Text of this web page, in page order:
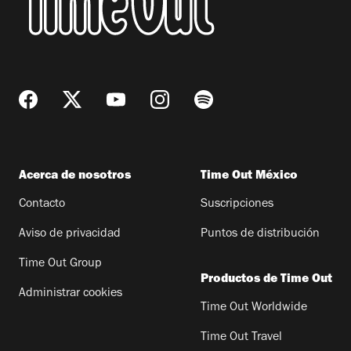
Acerca de nosotros
Contacto
Aviso de privacidad
Time Out Group
Administrar cookies
Time Out México
Suscripciones
Puntos de distribución
Productos de Time Out
Time Out Worldwide
Time Out Travel